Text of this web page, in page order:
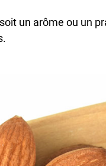
un arôme ou un